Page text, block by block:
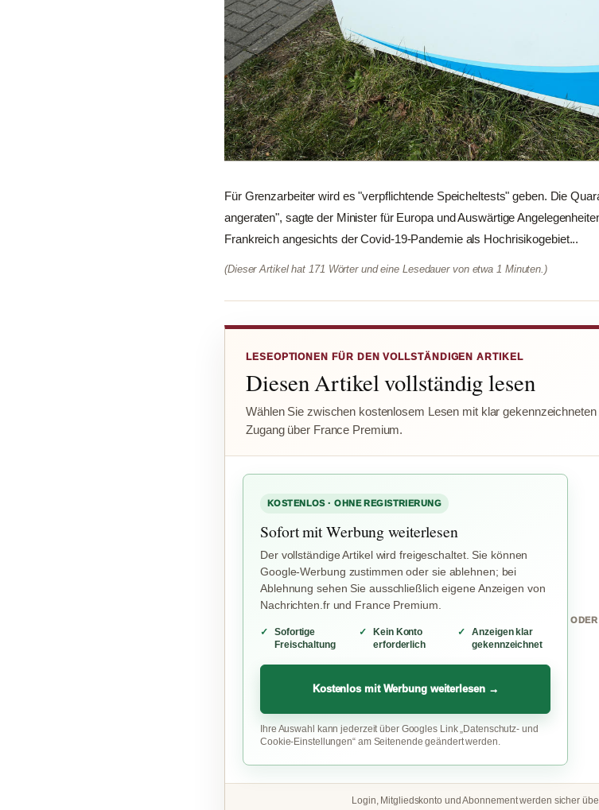
Für Grenzarbeiter wird es "verpflichtende Speicheltests" geben. Die
angeraten", sagte der Minister für Europa und Auswärtige
Frankreich angesichts der Covid-19-Pandemie als Hochrisikogebiet...
(Dieser Artikel hat 171 Wörter und eine Lesedauer von etwa 1 Minuten.)
LESEOPTIONEN FÜR DEN VOLLSTÄNDIGEN ARTIKEL
Diesen Artikel vollständig lesen
Wählen Sie zwischen kostenlosem Lesen mit klar
Zugang über France Premium.
KOSTENLOS · OHNE REGISTRIERUNG
Sofort mit Werbung weiterlesen
Der vollständige Artikel wird freigeschaltet. Sie können
Google-Werbung zustimmen oder sie ablehnen; bei
Ablehnung sehen Sie ausschließlich eigene Anzeigen von
Nachrichten.fr und France Premium.
Sofortige
Freischaltung
Kein Konto
erforderlich
Anzeigen klar
gekennzeichnet
Kostenlos mit Werbung weiterlesen →
Ihre Auswahl kann jederzeit über Googles Link „Datenschutz- und
Cookie-Einstellungen“ am Seitenende geändert werden.
ODER
Login, Mitgliedskonto und Abonnement werden sicher